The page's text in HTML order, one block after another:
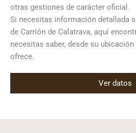
otras gestiones de carácter oficial.
Si necesitas información detallada
de Carrión de Calatrava, aquí
necesitas saber, desde su
ofrece.
Ver datos